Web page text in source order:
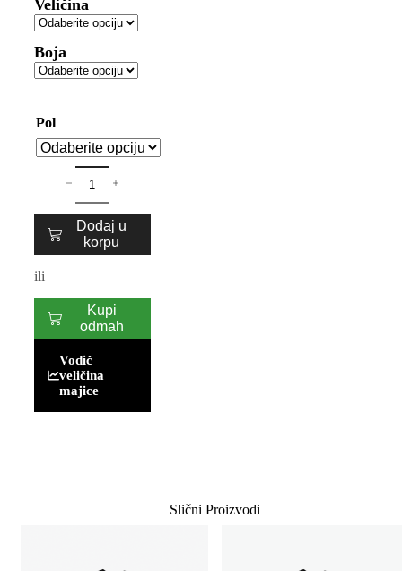
Veličina
Boja
Pol
Dodaj u
korpu
ili
Kupi
odmah
Vodič
veličina
majice
Slični Proizvodi